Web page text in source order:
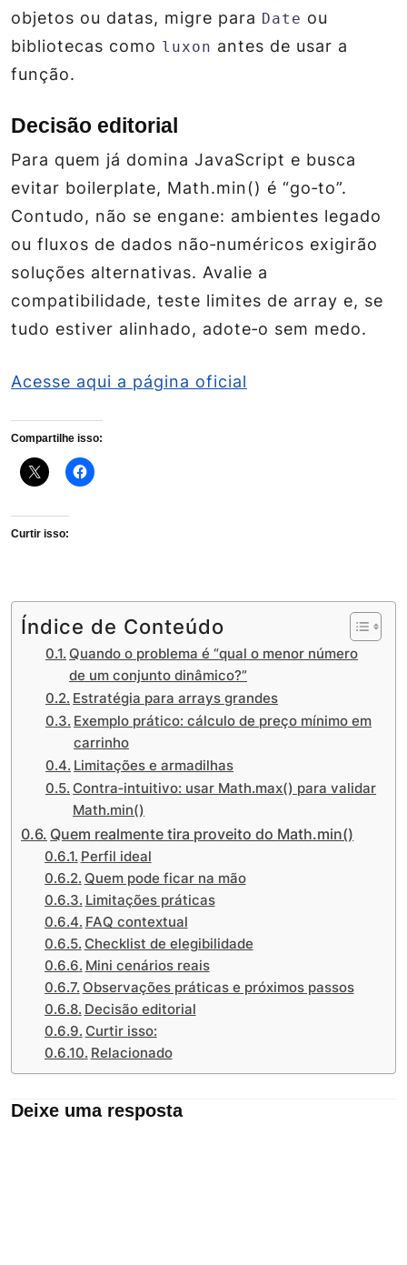
objetos ou datas, migre para Date ou
bibliotecas como luxon antes de usar a
função.
Decisão editorial
Para quem já domina JavaScript e busca
evitar boilerplate, Math.min() é “go‑to”.
Contudo, não se engane: ambientes legado
ou fluxos de dados não‑numéricos exigirão
soluções alternativas. Avalie a
compatibilidade, teste limites de array e, se
tudo estiver alinhado, adote‑o sem medo.
Acesse aqui a página oficial
Compartilhe isso:
Curtir isso:
Índice de Conteúdo
Quando o problema é “qual o menor número
de um conjunto dinâmico?”
Estratégia para arrays grandes
Exemplo prático: cálculo de preço mínimo em
carrinho
Limitações e armadilhas
Contra‑intuitivo: usar Math.max() para validar
Math.min()
Quem realmente tira proveito do Math.min()
Perfil ideal
Quem pode ficar na mão
Limitações práticas
FAQ contextual
Checklist de elegibilidade
Mini cenários reais
Observações práticas e próximos passos
Decisão editorial
Curtir isso:
Relacionado
Deixe uma resposta